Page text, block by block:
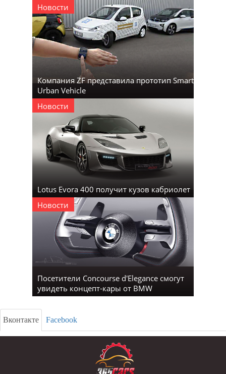
Новости
Компания ZF представила прототип Smart
Urban Vehicle
Новости
Lotus Evora 400 получит кузов кабриолет
Новости
Посетители Concourse d'Elegance смогут
увидеть концепт-кары от BMW
Вконтакте Facebook